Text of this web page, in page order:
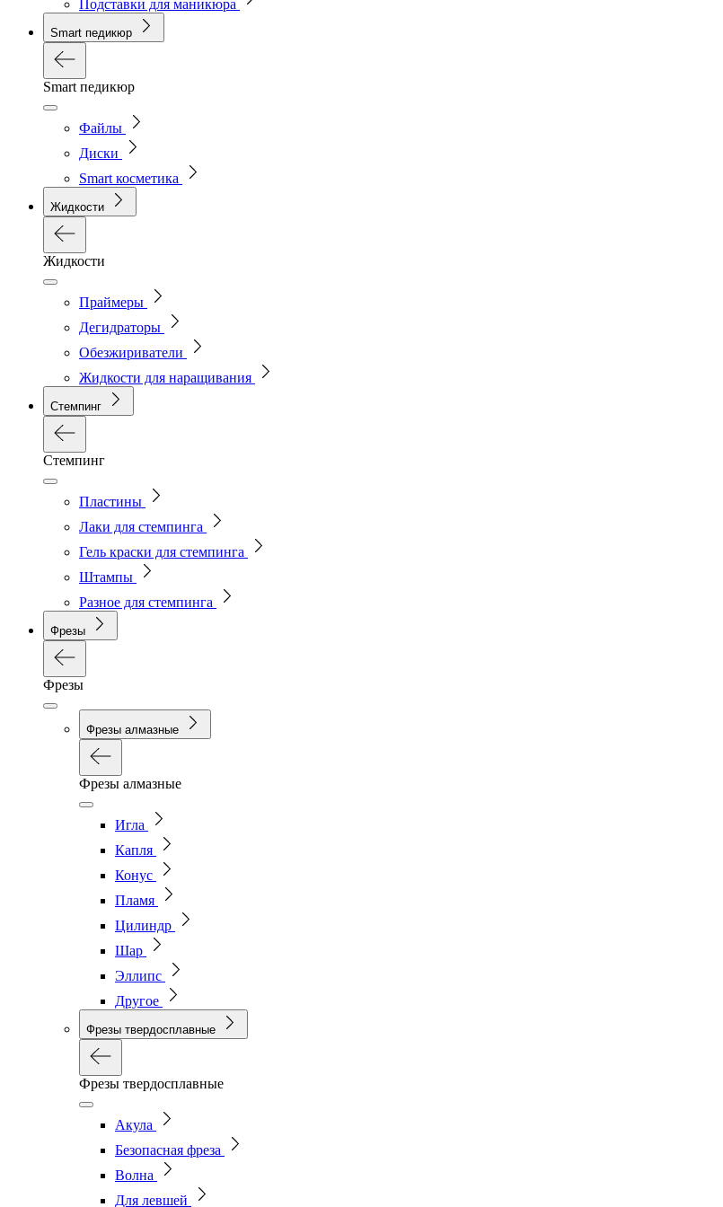
Подставки для маникюра
Smart педикюр
Smart педикюр
Файлы
Диски
Smart косметика
Жидкости
Жидкости
Праймеры
Дегидраторы
Обезжириватели
Жидкости для наращивания
Стемпинг
Стемпинг
Пластины
Лаки для стемпинга
Гель краски для стемпинга
Штампы
Разное для стемпинга
Фрезы
Фрезы
Фрезы алмазные
Фрезы алмазные
Игла
Капля
Конус
Пламя
Цилиндр
Шар
Эллипс
Другое
Фрезы твердосплавные
Фрезы твердосплавные
Акула
Безопасная фреза
Волна
Для левшей